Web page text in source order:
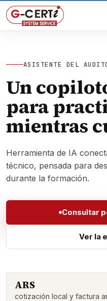
ASISTENTE DEL
Un
para
mientras
Herramienta de IA
técnico, pensada para
durante la formación.
Consultar
Ver la
ARS
cotización local y factura